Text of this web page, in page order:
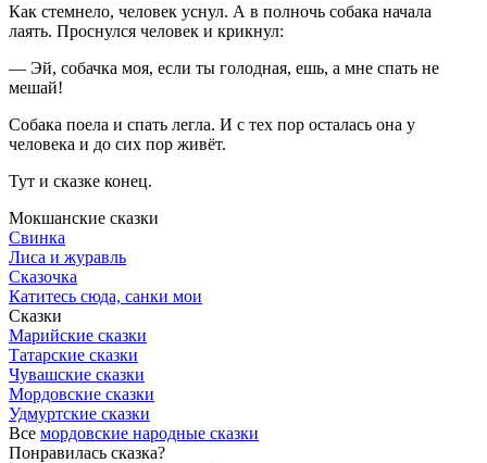
Как стемнело, человек уснул. А в полночь собака начала
лаять. Проснулся человек и крикнул:
— Эй, собачка моя, если ты голодная, ешь, а мне спать не
мешай!
Собака поела и спать легла. И с тех пор осталась она у
человека и до сих пор живёт.
Тут и сказке конец.
Мокшанские сказки
Свинка
Лиса и журавль
Сказочка
Катитесь сюда, санки мои
Сказки
Марийские сказки
Татарские сказки
Чувашские сказки
Мордовские сказки
Удмуртские сказки
Все мордовские народные сказки
Понравилась сказка?